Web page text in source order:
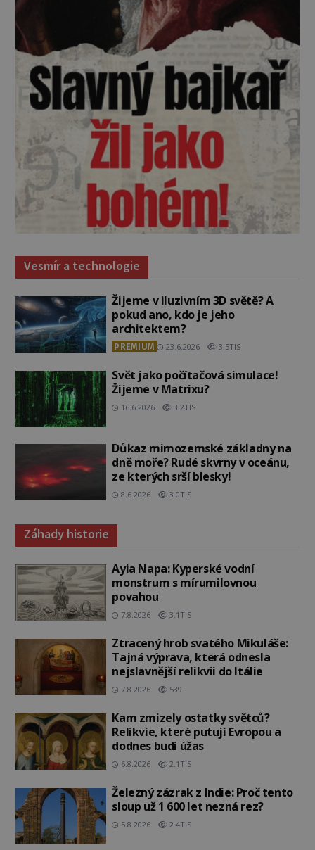
Vesmír a technologie
Žijeme v iluzivním 3D světě? A
pokud ano, kdo je jeho
architektem?
PREMIUM 23.6.2026 3.5TIS
Svět jako počítačová simulace!
Žijeme v Matrixu?
16.6.2026 3.2TIS
Důkaz mimozemské základny na
dně moře? Rudé skvrny v oceánu,
ze kterých srší blesky!
8.6.2026 3.0TIS
Záhady historie
Ayia Napa: Kyperské vodní
monstrum s mírumilovnou
povahou
7.8.2026 3.1TIS
Ztracený hrob svatého Mikuláše:
Tajná výprava, která odnesla
nejslavnější relikvii do Itálie
7.8.2026 539
Kam zmizely ostatky světců?
Relikvie, které putují Evropou a
dodnes budí úžas
6.8.2026 2.1TIS
Železný zázrak z Indie: Proč tento
sloup už 1 600 let nezná rez?
5.8.2026 2.4TIS